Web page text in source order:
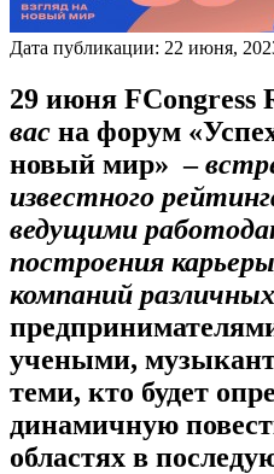
Дата публикации: 22 июня,
29 июня FCongress
вас на форум
новый мир» –
известного
ведущими
построения
компаний
учеными,
теми, кто будет
динамичную
областях в